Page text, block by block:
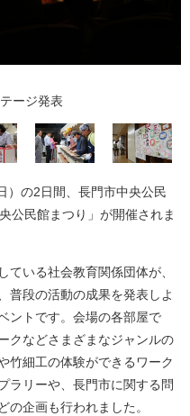
ージ発表
の2日間、長門市中央公民
公民館まつり」が開催されま
いる社会教育関係団体が、
普段の活動の成果を発表しよ
ントです。会場の各部屋で
クなどさまざまなジャンルの
竹細工の体験ができるワーク
ラリーや、長門市に関する問
の企画も行われました。